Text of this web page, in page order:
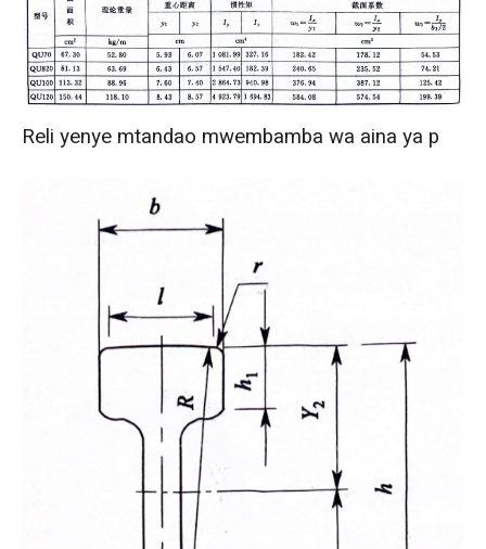
Reli yenye mtandao mwembamba wa aina ya p